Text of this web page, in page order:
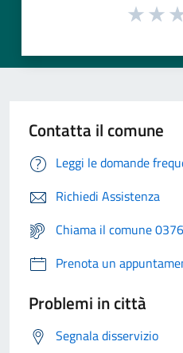
Contatta il comune
Leggi le domande
Richiedi Assistenza
Chiama il comune
Prenota un
Problemi in città
Segnala disservizio